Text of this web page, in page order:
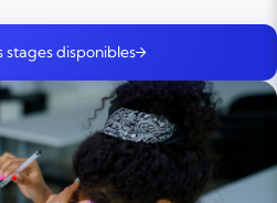
stages disponibles